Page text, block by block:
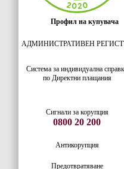
Профил на купувача
АДМИНИСТРАТИВЕН
Система за индивидуaлна
по Директни плащания
Сигнали за корупция
0800 20 200
Антикорупция
Предотвратяване